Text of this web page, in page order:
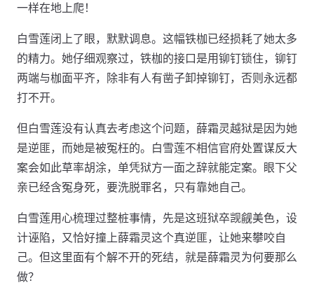
一样在地上爬！
白雪莲闭上了眼，默默调息。这幅铁枷已经损耗了她太多
的精力。她仔细观察过，铁枷的接口是用铆钉锁住，铆钉
两端与枷面平齐，除非有人有凿子卸掉铆钉，否则永远都
打不开。
但白雪莲没有认真去考虑这个问题，薛霜灵越狱是因为她
是逆匪，而她是被冤枉的。白雪莲不相信官府处置谋反大
案会如此草率胡涂，单凭狱方一面之辞就能定案。眼下父
亲已经含冤身死，要洗脱罪名，只有靠她自己。
白雪莲用心梳理过整桩事情，先是这班狱卒觊觎美色，设
计诬陷，又恰好撞上薛霜灵这个真逆匪，让她来攀咬自
己。但这里面有个解不开的死结，就是薛霜灵为何要那么
做？